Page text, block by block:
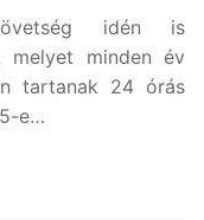
idén is
melyet minden év
tartanak 24 órás
e…